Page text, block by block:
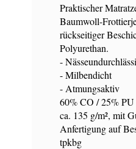
Praktischer
Baumwoll-
rückseitiger
Polyurethan.
-
- Milbendicht
- Atmungsaktiv
60% CO / 25%
ca. 135 g/m², mit
Anfertigung auf
tpkbg